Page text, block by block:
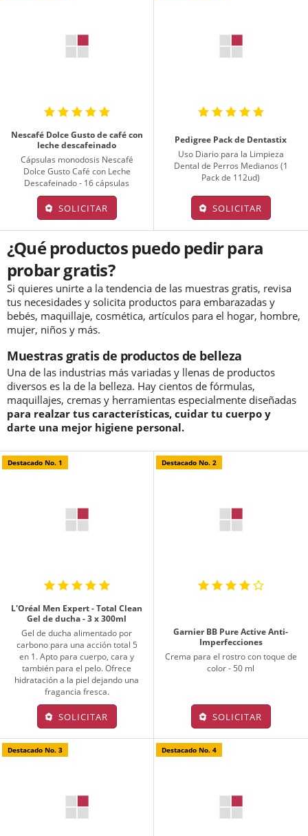
Nescafé Dolce Gusto de café con
leche descafeinado
Cápsulas monodosis Nescafé
Dolce Gusto Café con Leche
Descafeinado - 16 cápsulas
SOLICITAR
Pedigree Pack de Dentastix
Uso Diario para la Limpieza
Dental de Perros Medianos (1
Pack de 112ud)
SOLICITAR
¿Qué productos puedo pedir para
probar gratis?
Si quieres unirte a la tendencia de las muestras gratis, revisa
tus necesidades y solicita productos para embarazadas y
bebés, maquillaje, cosmética, artículos para el hogar, hombre,
mujer, niños y más.
Muestras gratis de productos de belleza
Una de las industrias más variadas y llenas de productos
diversos es la de la belleza. Hay cientos de fórmulas,
maquillajes, cremas y herramientas especialmente diseñadas
para realzar tus características, cuidar tu cuerpo y
darte una mejor higiene personal.
Destacado No. 1
L'Oréal Men Expert - Total Clean
Gel de ducha - 3 x 300ml
Gel de ducha alimentado por
carbono para una acción total 5
en 1. Apto para cuerpo, cara y
también para el pelo. Ofrece
hidratación a la piel dejando una
fragancia fresca.
SOLICITAR
Destacado No. 2
Garnier BB Pure Active Anti-
Imperfecciones
Crema para el rostro con toque de
color - 50 ml
SOLICITAR
Destacado No. 3 Destacado No. 4